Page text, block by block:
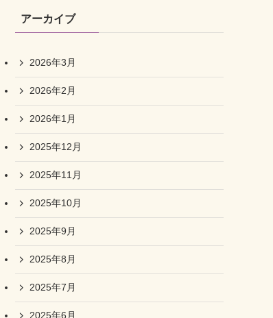
アーカイブ
2026年3月
2026年2月
2026年1月
2025年12月
2025年11月
2025年10月
2025年9月
2025年8月
2025年7月
2025年6月